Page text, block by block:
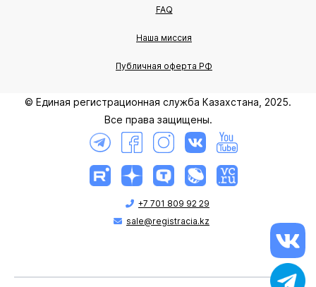
FAQ
Наша миссия
Публичная оферта РФ
© Единая регистрационная служба Казахстана, 2025.
Все права защищены.
+7 701 809 92 29
sale@registracia.kz